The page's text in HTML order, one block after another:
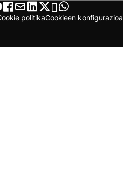
politikaCookieen konfigurazioa